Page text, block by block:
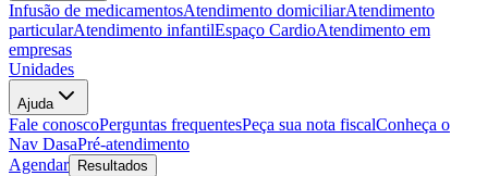
Infusão de medicamentosAtendimento domiciliarAtendimento
particularAtendimento infantilEspaço CardioAtendimento em
empresas
Unidades
Ajuda
Fale conoscoPerguntas frequentesPeça sua nota fiscalConheça o
Nav DasaPré-atendimento
Agendar
Resultados